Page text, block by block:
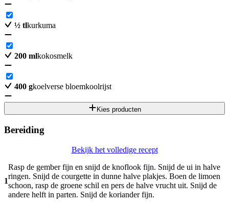
½ tlkurkuma
200 mlkokosmelk
400 gkoelverse bloemkoolrijst
Kies producten
Bereiding
Bekijk het volledige recept
1
Rasp de gember fijn en snijd de knoflook fijn. Snijd de ui in halve
ringen. Snijd de courgette in dunne halve plakjes. Boen de limoen
schoon, rasp de groene schil en pers de halve vrucht uit. Snijd de
andere helft in parten. Snijd de koriander fijn.